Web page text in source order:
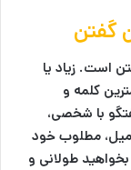
است. زیاد یا
کلمه و
با شخصی،
مطلوب خود
طولانی و